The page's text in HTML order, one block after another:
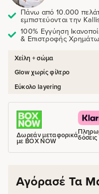
Πάνω από 10.000
εμπιστεύονται την
100% Εγγύηση
& Επιστροφής
Χείλη + σώμα
Glow χωρίς φίλτρο
Εύκολο layering
Δωρεάν μεταφορικά
με BOX NOW
Αγόρασέ Τα